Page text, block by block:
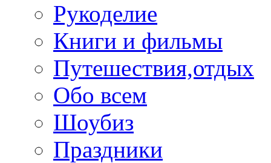
Рукоделие
Книги и фильмы
Путешествия,отдых
Обо всем
Шоубиз
Праздники